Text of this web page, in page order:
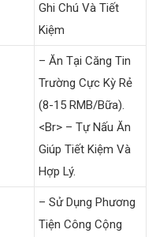
Ghi Chú Và Tiết
Kiệm
– Ăn Tại Căng Tin
Trường Cực Kỳ Rẻ
(8-15 RMB/bữa).
<br> – Tự Nấu Ăn
Giúp Tiết Kiệm Và
Hợp Lý.
– Sử Dụng Phương
Tiện Công Cộng